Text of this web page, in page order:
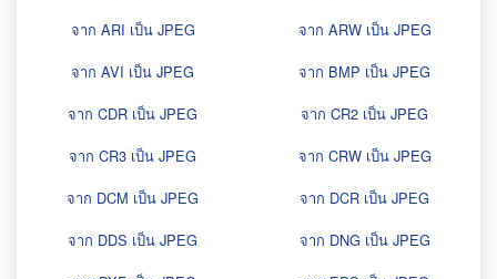
จาก ARI เป็น JPEG
จาก ARW เป็น JPEG
จาก AVI เป็น JPEG
จาก BMP เป็น JPEG
จาก CDR เป็น JPEG
จาก CR2 เป็น JPEG
จาก CR3 เป็น JPEG
จาก CRW เป็น JPEG
จาก DCM เป็น JPEG
จาก DCR เป็น JPEG
จาก DDS เป็น JPEG
จาก DNG เป็น JPEG